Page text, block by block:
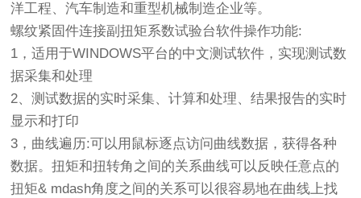
洋工程、汽车制造和重型机械制造企业等。
螺纹紧固件连接副扭矩系数试验台软件操作功能:
1，适用于WINDOWS平台的中文测试软件，实现测试数
据采集和处理
2、测试数据的实时采集、计算和处理、结果报告的实时
显示和打印
3，曲线遍历:可以用鼠标逐点访问曲线数据，获得各种
数据。扭矩和扭转角之间的关系曲线可以反映任意点的
扭矩& mdash角度之间的关系可以很容易地在曲线上找